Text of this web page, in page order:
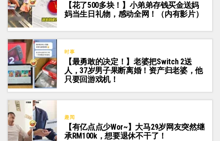
【花了500多块！】小弟弟存钱买金送妈
妈当生日礼物，感动全网！（内有影片）
时事
【最勇敢的决定！】老婆把Switch 2送
人，37岁男子果断离婚！资产归老婆，他
只要回游戏机！
趣闻
【有亿点点少Wor~】大马29岁网友突然继
承RM100k，想要退休不干了！